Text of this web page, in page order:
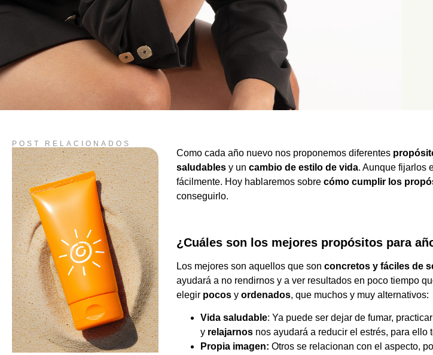
POST RELACIONADOS
Como cada año nuevo nos proponemos diferentes
saludablesy un cambio de estilo de vida. Aunque fijarlos
fácilmente. Hoy hablaremos sobre cómo cumplir los
conseguirlo.
¿Cuáles son los mejores propósitos para
Los mejores son aquellos que son concretos y fáciles de
ayudará a no rendirnos y a ver resultados en poco tiempo
elegir pocosy ordenados, que muchos y muy alternativos:
Vida saludable: Ya puede ser dejar de fumar,
y relajarnosnos ayudará a reducir el estrés, para ello
Propia imagen: Otros se relacionan con el aspecto,